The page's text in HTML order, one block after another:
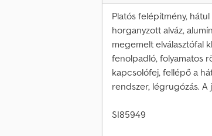
Platós felépítmény,
horganyzott alváz,
megemelt elválasztófal
fenolpadló, folyamatos
kapcsolófej, fellépő a
rendszer, légrugózás.
SI85949